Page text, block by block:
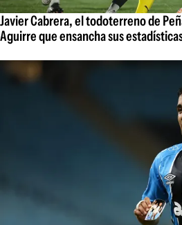
Javier Cabrera, el todoterreno de
Aguirre que ensancha sus